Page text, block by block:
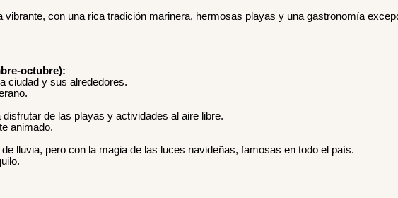
con una rica tradición marinera, hermosas playas y una gastronomía
octubre):
ciudad y sus alrededores.
de las playas y actividades al aire libre.
animado.
lluvia, pero con la magia de las luces navideñas, famosas en todo el país.